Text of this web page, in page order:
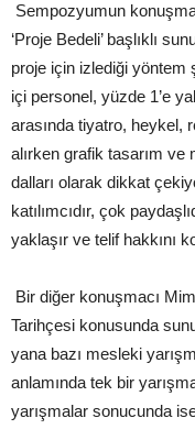
Sempozyumun
‘Proje Bedeli’ başlıklı
proje için izlediği yöntem
içi personel, yüzde 1’e
arasında tiyatro, heykel,
alırken grafik tasarım ve
dalları olarak dikkat
katılımcıdır, çok
yaklaşır ve telif hakkını
Bir diğer konuşmacı
Tarihçesi konusunda
yana bazı mesleki
anlamında tek bir
yarışmalar sonucunda